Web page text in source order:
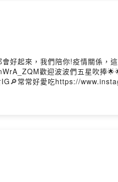
好起來，我們陪你!疫情關係，
歡迎波波們五星吹捧
常常好愛吃https://